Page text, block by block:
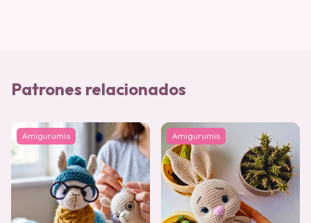
Patrones relacionados
Amigurumis Amigurumis